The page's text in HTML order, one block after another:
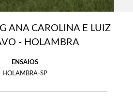
ANA CAROLINA E LUIZ
- HOLAMBRA
ENSAIOS
HOLAMBRA-SP